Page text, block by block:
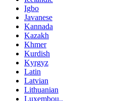
Igbo
Javanese
Kannada
Kazakh
Khmer
Kurdish
Kyrgyz
Latin
Latvian
Lithuanian
Luxembou..